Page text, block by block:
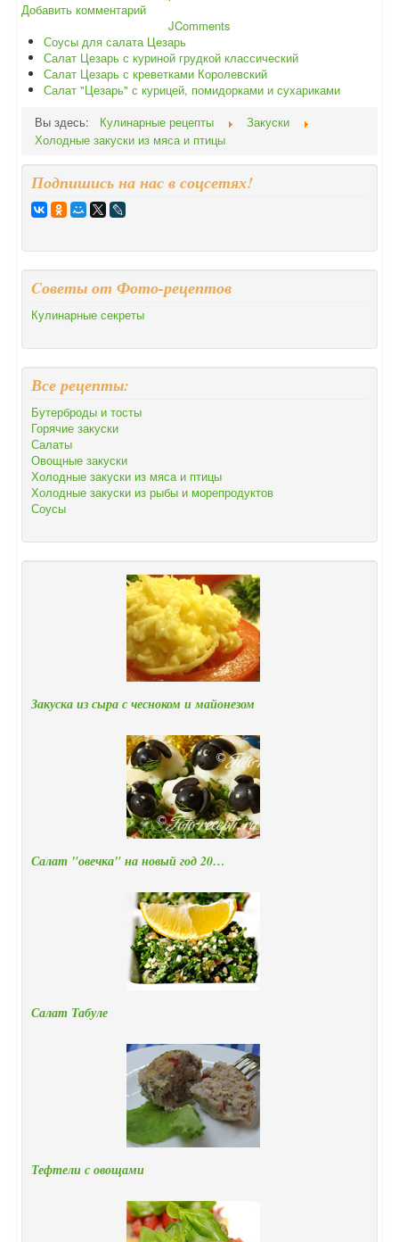
Добавить комментарий
JComments
Соусы для салата Цезарь
Салат Цезарь с куриной грудкой классический
Салат Цезарь с креветками Королевский
Салат "Цезарь" с курицей, помидорками и сухариками
Вы здесь:
Кулинарные рецепты
Закуски
Холодные закуски из мяса и птицы
Подпишись на нас в соцсетях!
Cоветы от Фото-рецептов
Кулинарные секреты
Все рецепты:
Бутерброды и тосты
Горячие закуски
Салаты
Овощные закуски
Холодные закуски из мяса и птицы
Холодные закуски из рыбы и морепродуктов
Соусы
Закуска из сыра с чесноком и майонезом
Салат "овечка" на новый год 20…
Салат Табуле
Тефтели с овощами